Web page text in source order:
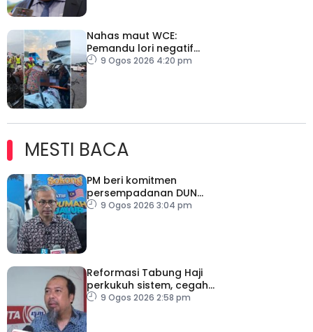
Nahas maut WCE:
Pemandu lori negatif
ujian air kencing
9 Ogos 2026 4:20 pm
MESTI BACA
PM beri komitmen
persempadanan DUN
Sarawak, minta laporan
9 Ogos 2026 3:04 pm
Reformasi Tabung Haji
perkukuh sistem, cegah
kesilapan berulang
9 Ogos 2026 2:58 pm